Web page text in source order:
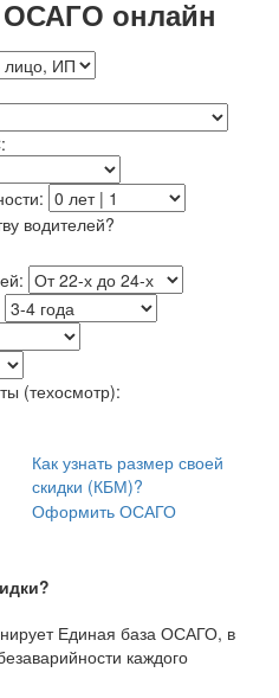
ОСАГО онлайн
водителей?
(техосмотр):
Как узнать размер своей
скидки (КБМ)?
Оформить ОСАГО
Единая база ОСАГО, в
каждого